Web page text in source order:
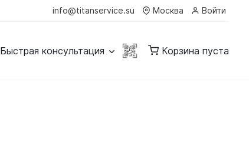
info@titanservice.su Москва Войти
Быстрая консультация Корзина пуста